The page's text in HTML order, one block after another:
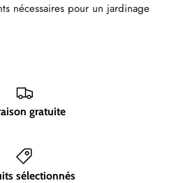
nécessaires pour un jardinage
gratuite
sélectionnés